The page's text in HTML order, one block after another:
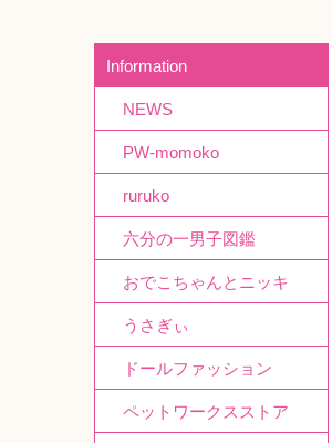
Information
NEWS
PW-momoko
ruruko
六分の一男子図鑑
おでこちゃんとニッキ
うさぎぃ
ドールファッション
ペットワークスストア